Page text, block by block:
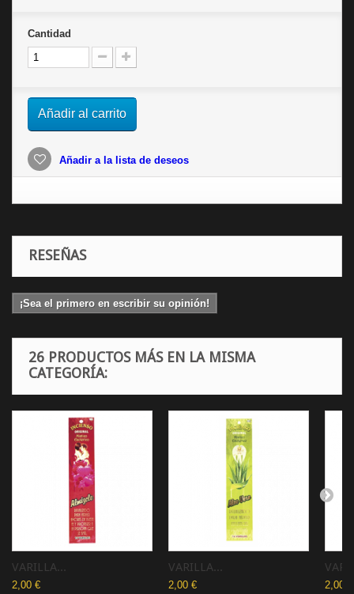
Cantidad
Añadir al carrito
Añadir a la lista de deseos
RESEÑAS
¡Sea el primero en escribir su opinión!
26 PRODUCTOS MÁS EN LA MISMA
CATEGORÍA:
VARILLA...
2,00 €
VARILLA...
2,00 € 2,00 €